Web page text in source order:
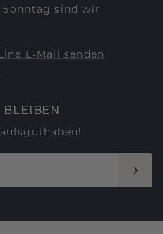
sind wir
E-Mail senden